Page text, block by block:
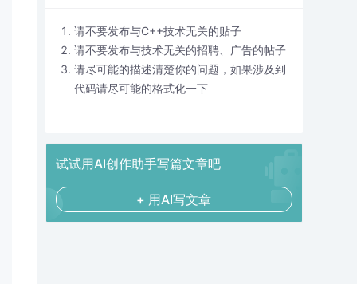
请不要发布与C++技术无关的贴子
请不要发布与技术无关的招聘、广告的帖子
请尽可能的描述清楚你的问题，如果涉及到
代码请尽可能的格式化一下
试试用AI创作助手写篇文章吧
+ 用AI写文章